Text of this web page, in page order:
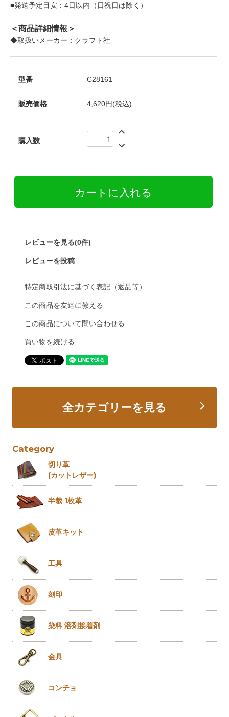
■発送予定目安：4日以内（日祝日は除く）
＜商品詳細情報＞
◆取扱いメーカー：クラフト社
型番 C28161
販売価格 4,620円(税込)
購入数
レビューを見る(0件)
レビューを投稿
特定商取引法に基づく表記（返品等）
この商品を友達に教える
この商品について問い合わせる
買い物を続ける
全カテゴリーを見る
Category
切り革
(カットレザー)
半裁 1枚革
皮革キット
工具
刻印
染料 溶剤接着剤
金具
コンチョ